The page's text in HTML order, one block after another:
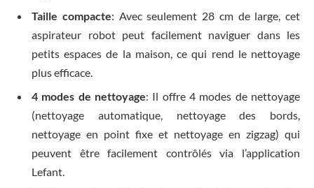
Taille compacte: Avec seulement 28 cm de large, cet
aspirateur robot peut facilement naviguer dans les
petits espaces de la maison, ce qui rend le nettoyage
plus efficace.
4 modes de nettoyage: Il offre 4 modes de nettoyage
(nettoyage automatique, nettoyage des bords,
nettoyage en point fixe et nettoyage en zigzag) qui
peuvent être facilement contrôlés via l’application
Lefant.